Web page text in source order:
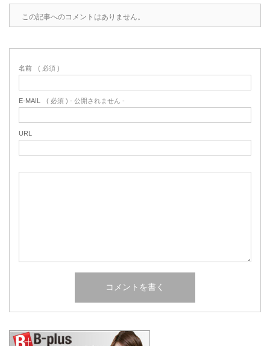
この記事へのコメントはありません。
名前 ( 必須 )
E-MAIL ( 必須 ) - 公開されません -
URL